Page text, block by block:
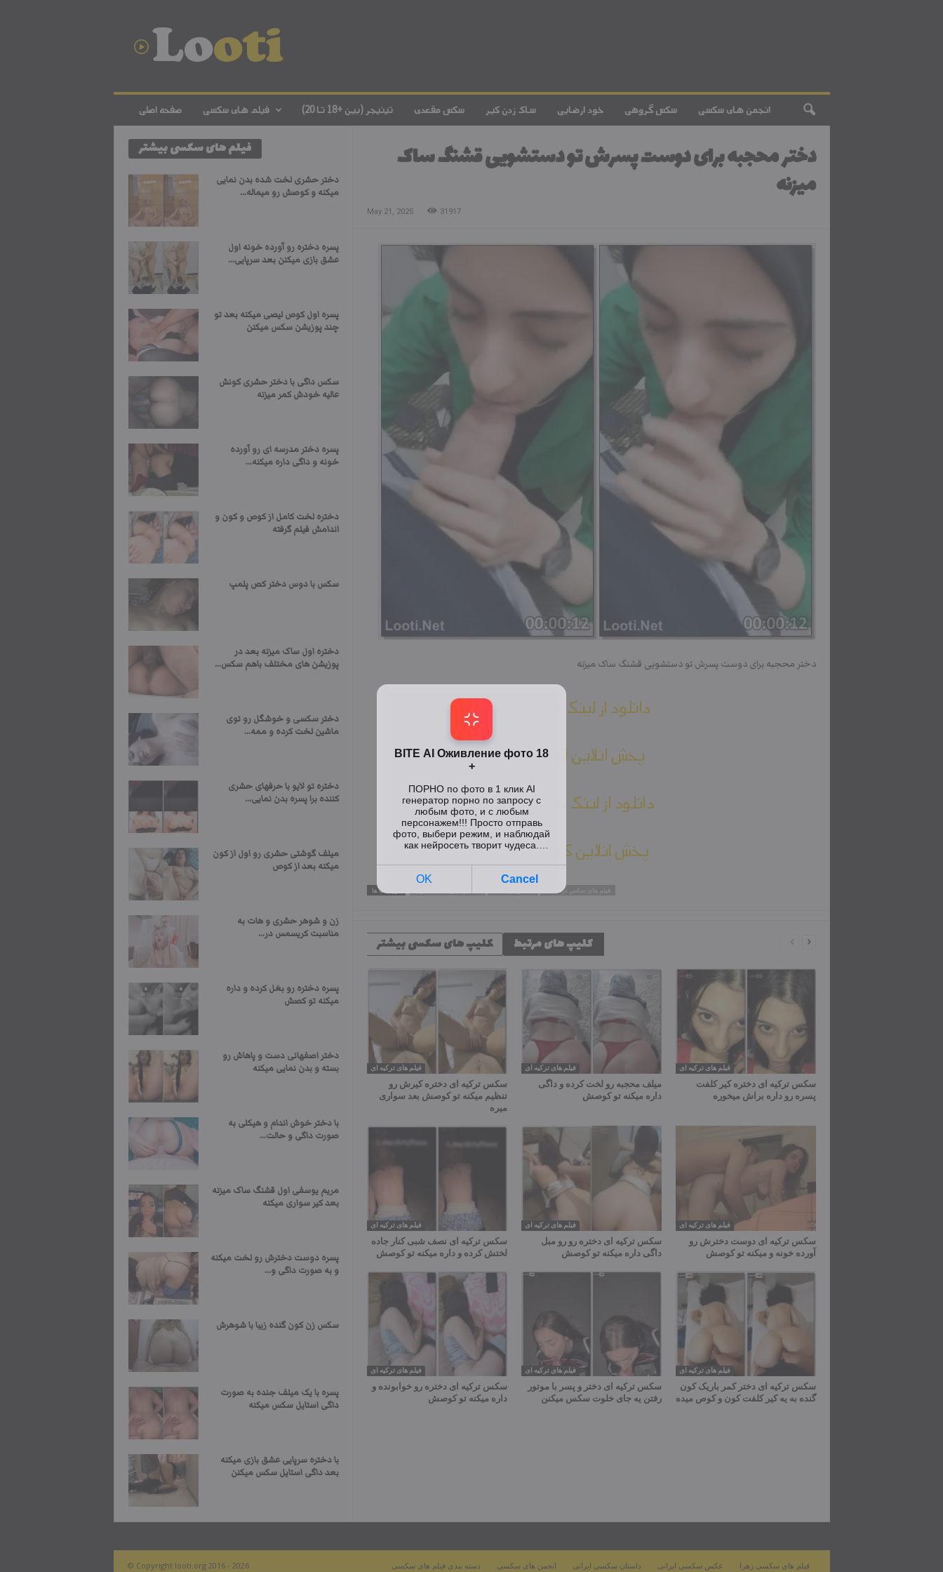
صفحه اصلی فیلم های سکسی تینیجر (بین +18 تا 20) سکس مقعدی ساک زدن کیر خود ارضایی سکس گروهی انجمن های سکسی
دختر محجبه برای دوست پسرش تو دستشویی قشنگ ساک
میزنه
May 21, 2025 31917
دختر محجبه برای دوست پسرش تو دستشویی قشنگ ساک میزنه
دانلود از لینک اصلی
پخش انلاین اصلی
دانلود از لینک کمکی
پخش انلاین کمکی
برچسب ها فیلم های سکس ترکیه ای
کلیپ های مرتبط کلیپ های سکسی بیشتر
فیلم های ترکیه ای
سکس ترکیه ای دختره کیرش رو
تنظیم میکنه تو کوصش بعد سواری
میره
فیلم های ترکیه ای
میلف محجبه رو لخت کرده و داگی
داره میکنه تو کوصش
فیلم های ترکیه ای
سکس ترکیه ای دختره کیر کلفت
پسره رو داره براش میخوره
فیلم های ترکیه ای
سکس ترکیه ای نصف شبی کنار جاده
لختش کرده و داره میکنه تو کوصش
فیلم های ترکیه ای
سکس ترکیه ای دختره رو رو مبل
داگی داره میکنه تو کوصش
فیلم های ترکیه ای
سکس ترکیه ای دوست دخترش رو
آورده خونه و میکنه تو کوصش
فیلم های ترکیه ای
سکس ترکیه ای دختره رو خوابونده و
داره میکنه تو کوصش
فیلم های ترکیه ای
سکس ترکیه ای دختر و پسر با موتور
رفتن یه جای خلوت سکس میکنن
فیلم های ترکیه ای
سکس ترکیه ای دختر کمر باریک کون
گنده به یه کیر کلفت کون و کوص میده
فیلم های سکسی بیشتر
دختر حشری لخت شده بدن نمایی
میکنه و کوصش رو میماله...
پسره دختره رو آورده خونه اول
عشق بازی میکنن بعد سرپایی...
پسره اول کوص لیصی میکنه بعد تو
چند پوزیشن سکس میکنن
سکس داگی با دختر حشری کونش
عالیه خودش کمر میزنه
پسره دختر مدرسه ای رو آورده
خونه و داگی داره میکنه...
دختره لخت کامل از کوص و کون و
اندامش فیلم گرفته
سکس با دوس دختر کص پلمپ
دختره اول ساک میزنه بعد در
پوزیشن های مختلف باهم سکس...
دختر سکسی و خوشگل رو توی
ماشین لخت کرده و ممه...
دختره تو لایو با حرفهای حشری
کننده برا پسره بدن نمایی...
میلف گوشتی حشری رو اول از کون
میکنه بعد از کوص
زن و شوهر حشری و هات به
مناسبت کریسمس در...
پسره دختره رو بغل کرده و داره
میکنه تو کصش
دختر اصفهانی دست و پاهاش رو
بسته و بدن نمایی میکنه
با دختر خوش اندام و هیکلی به
صورت داگی و حالت...
مریم یوسفی اول قشنگ ساک میزنه
بعد کیر سواری میکنه
پسره دوست دخترش رو لخت میکنه
و به صورت داگی و...
سکس زن کون گنده زیبا با شوهرش
پسره با یک میلف جنده به صورت
داگی استایل سکس میکنه
با دختره سرپایی عشق بازی میکنه
بعد داگی استایل سکس میکنن
دسته بندی فیلم های سکسی انجمن های سکسی داستان سکسی ایرانی عکس سکسی ایرانی فیلم های سکسی زهرا © Copyright looti.org 2016 - 2026